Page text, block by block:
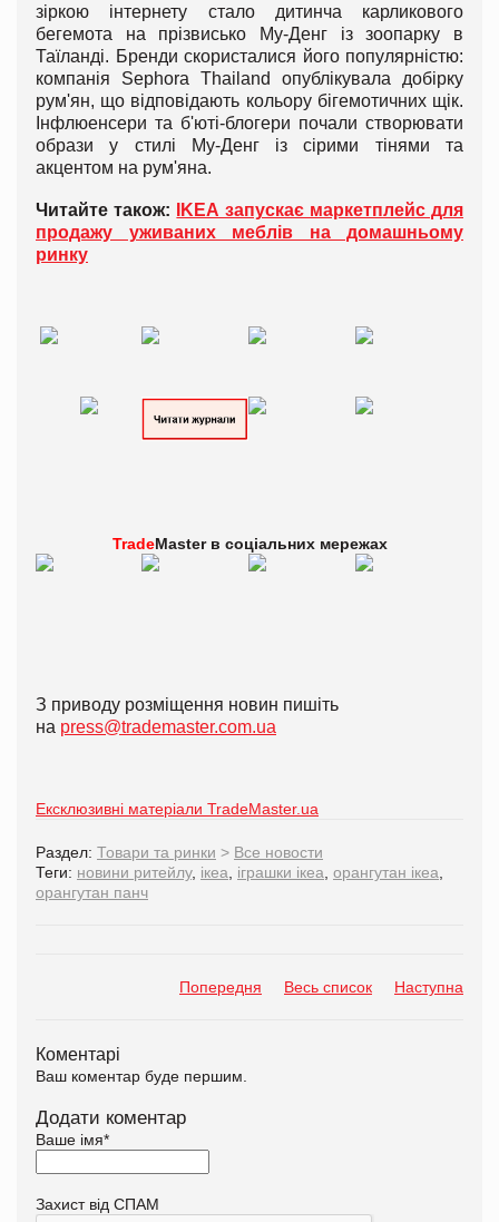
зіркою інтернету стало дитинча карликового
бегемота на прізвисько Му-Денг із зоопарку в
Таїланді. Бренди скористалися його популярністю:
компанія Sephora Thailand опублікувала добірку
рум'ян, що відповідають кольору бігемотичних щік.
Інфлюенсери та б'юті-блогери почали створювати
образи у стилі Му-Денг із сірими тінями та
акцентом на рум'яна.
Читайте також:
IKEA запускає маркетплейс для
продажу уживаних меблів на домашньому
ринку
TradeMaster в соціальних мережах
З приводу розміщення новин пишіть
на press@trademaster.com.ua
Ексклюзивні матеріали TradeMaster.ua
Раздел: Товари та ринки > Все новости
Теги: новини ритейлу, ікеа іграшки ікеа орангутан ікеа
орангутан панч
Попередня Весь список Наступна
Коментарі
Ваш коментар буде першим.
Додати коментар
Ваше імя*
Захист від СПАМ